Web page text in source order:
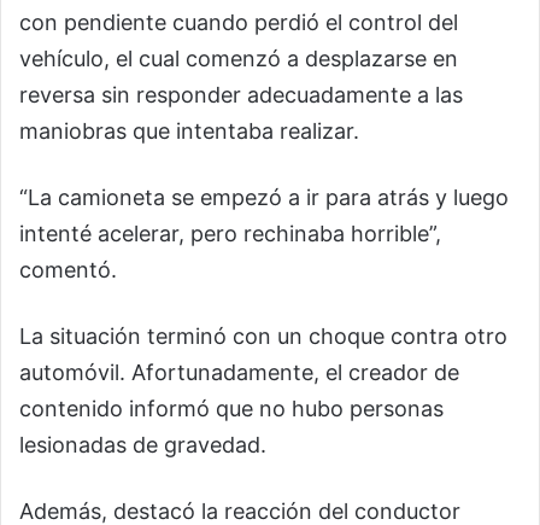
con pendiente cuando perdió el control del
vehículo, el cual comenzó a desplazarse en
reversa sin responder adecuadamente a las
maniobras que intentaba realizar.
“La camioneta se empezó a ir para atrás y luego
intenté acelerar, pero rechinaba horrible”,
comentó.
La situación terminó con un choque contra otro
automóvil. Afortunadamente, el creador de
contenido informó que no hubo personas
lesionadas de gravedad.
Además, destacó la reacción del conductor